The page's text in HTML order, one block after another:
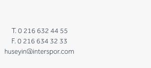
T. 0 216 632 44 55
F. 0 216 634 32 33
huseyin@interspor.com